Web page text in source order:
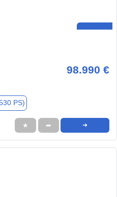
98.990 €
PS)
★ ➦ ➜